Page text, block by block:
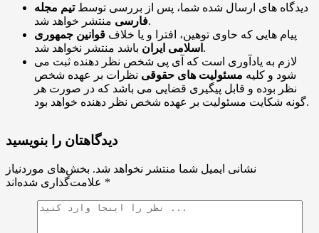
دیدگاه های ارسال شده شما، پس از بررسی توسطتیم مجله
فارسیمنتشر خواهد شد.
پیام هایی که حاوی توهین، افترا و یا خلاف قوانین جمهوری
اسلامی ایران باشد منتشر نخواهد شد.
لازم به یادآوری است که آی پی شخص نظر دهنده ثبت می
شود و کلیه مسئولیت های حقوقی نظرات بر عهده شخص
نظر بوده و قابل پیگیری قضایی می باشد که در صورت هر
گونه شکایت مسئولیت بر عهده شخص نظر دهنده خواهد بود.
دیدگاهتان را بنویسید
نشانی ایمیل شما منتشر نخواهد شد. بخش‌های موردنیاز
*